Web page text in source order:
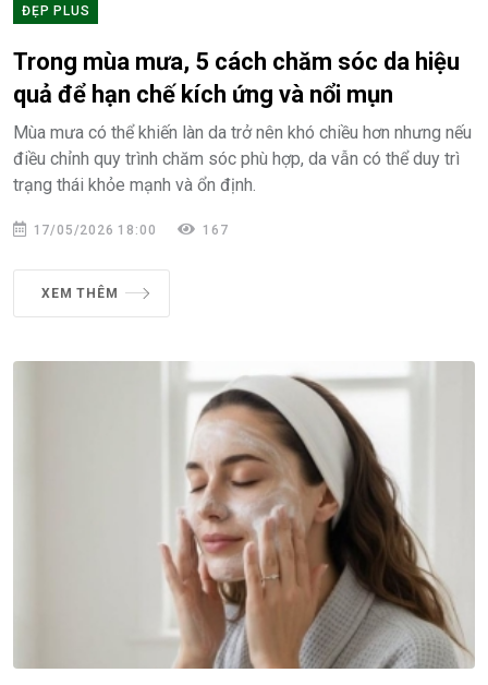
ĐẸP PLUS
Trong mùa mưa, 5 cách chăm sóc da hiệu
quả để hạn chế kích ứng và nổi mụn
Mùa mưa có thể khiến làn da trở nên khó chiều hơn nhưng nếu
điều chỉnh quy trình chăm sóc phù hợp, da vẫn có thể duy trì
trạng thái khỏe mạnh và ổn định.
17/05/2026 18:00 167
XEM THÊM